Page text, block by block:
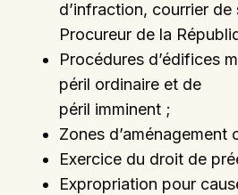
d’infraction, courrier de
Procureur de la
Procédures d’édifices
péril ordinaire et de
péril imminent ;
Zones d’aménagement
Exercice du droit de
Expropriation pour